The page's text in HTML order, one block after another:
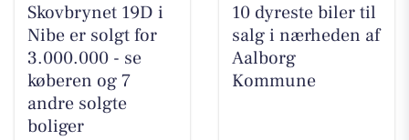
Skovbrynet 19D i
Nibe er solgt for
3.000.000 - se
køberen og 7
andre solgte
boliger
10 dyreste biler til
salg i nærheden af
Aalborg
Kommune